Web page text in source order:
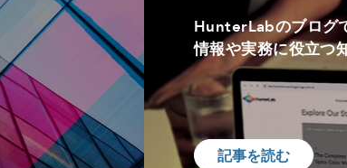
HunterLabのブログ
情報や実務に役立つ
記事を読む